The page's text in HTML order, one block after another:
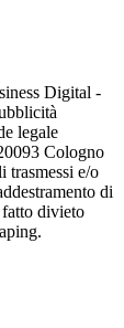
Digital -
legale
Cologno
trasmessi e/o
di
divieto